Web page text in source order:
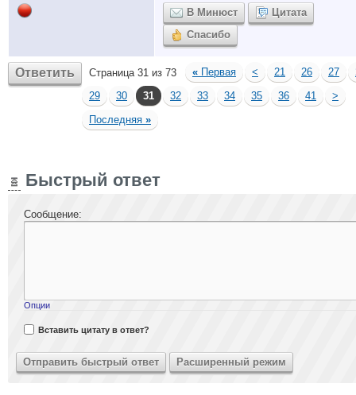
В Минюст
Цитата
Спасибо
Ответить Страница 31 из 73 « Первая < 21 26 27
29
30 31 32 33 34 35 36 41
>
Последняя »
Быстрый ответ
Сообщение:
Опции
Вставить цитату в ответ?